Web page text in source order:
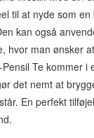
til at nyde som
kan også
hvor man ønsker
Te kommer i
det nemt at
En perfekt